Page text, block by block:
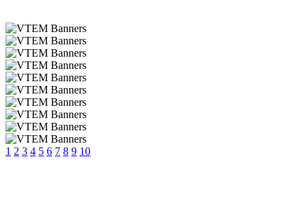
1 2 3 4 5 6 7 8 9 10